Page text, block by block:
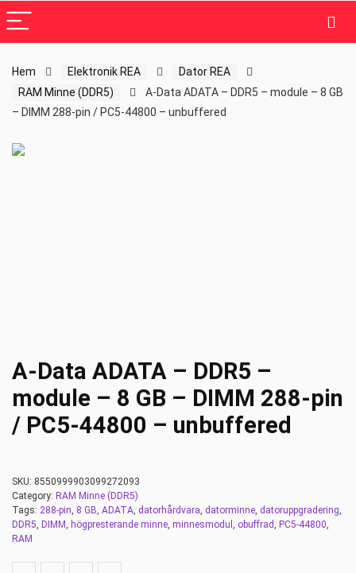
Hem Elektronik REA
Dator REA
RAM Minne (DDR5)
A-Data ADATA – DDR5 – module – 8 GB
– DIMM 288-pin / PC5-44800 – unbuffered
A-Data ADATA – DDR5 –
module – 8 GB – DIMM 288-pin
/ PC5-44800 – unbuffered
SKU: 8550999903099272093
Category: RAM Minne (DDR5)
Tags: 288-pin, 8 GB, ADATA, datorhårdvara, datorminne, datoruppgradering,
DDR5, DIMM, högpresterande minne, minnesmodul , obuffrad, PC5-44800,
RAM